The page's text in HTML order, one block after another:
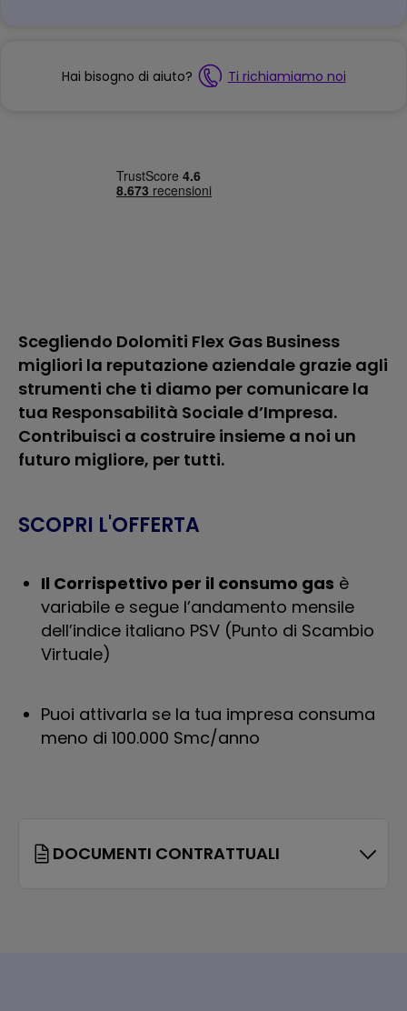
Hai bisogno di aiuto? Ti richiamiamo noi
Scegliendo Dolomiti Flex Gas Business
migliori la reputazione aziendale grazie agli
strumenti che ti diamo per comunicare la
tua Responsabilità Sociale d’Impresa.
Contribuisci a costruire insieme a noi un
futuro migliore, per tutti.
SCOPRI L'OFFERTA
Il Corrispettivo per il consumo gas è
variabile e segue l’andamento mensile
dell’indice italiano PSV (Punto di Scambio
Virtuale)
Puoi attivarla se la tua impresa consuma
meno di 100.000 Smc/anno
DOCUMENTI CONTRATTUALI